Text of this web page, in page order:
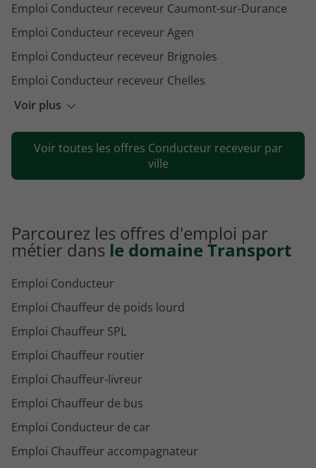
Voir plus
Emploi Conducteur receveur Caumont-sur-Durance
Emploi Conducteur receveur Agen
Emploi Conducteur receveur Brignoles
Emploi Conducteur receveur Chelles
Emploi Conducteur receveur Metz
Emploi Conducteur receveur Ploërmel
Emploi Conducteur receveur Rognac
Voir toutes les offres Conducteur receveur par
ville
Parcourez les offres d'emploi par
métier dans le domaine Transport
Emploi Conducteur
Emploi Chauffeur de poids lourd
Emploi Chauffeur SPL
Emploi Chauffeur routier
Emploi Chauffeur-livreur
Emploi Chauffeur de bus
Emploi Conducteur de car
Emploi Chauffeur accompagnateur